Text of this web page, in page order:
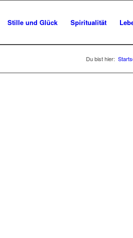
Stille und Glück Spiritualität
Du bist hier: